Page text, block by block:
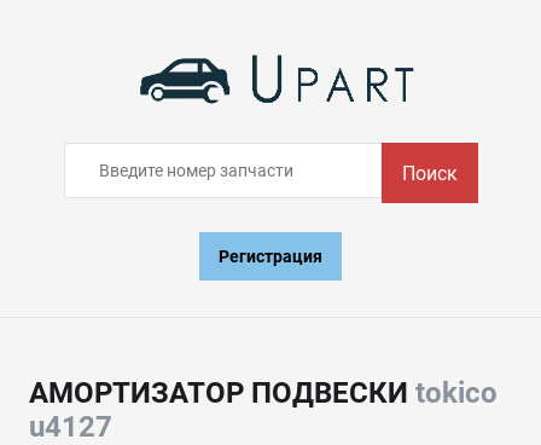
Поиск
Регистрация
АМОРТИЗАТОР ПОДВЕСКИ tokico
u4127